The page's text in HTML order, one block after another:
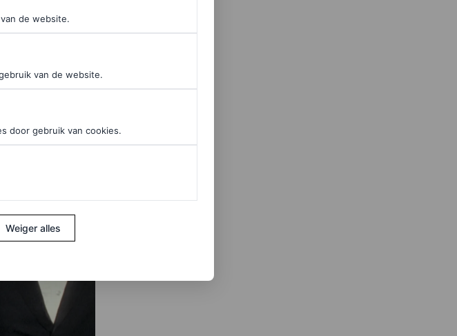
de website.
van de website.
door gebruik van cookies.
Weiger alles